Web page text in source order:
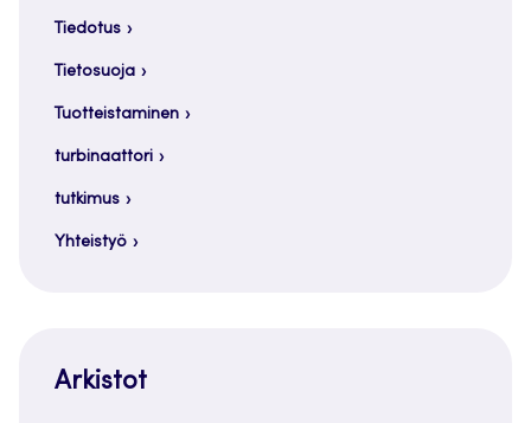
Tiedotus
Tietosuoja
Tuotteistaminen
turbinaattori
tutkimus
Yhteistyö
Arkistot